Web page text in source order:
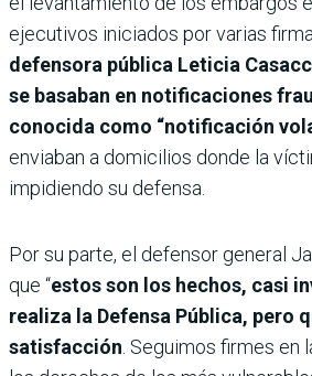
ejecutivos iniciados por varias
defensora pública Leticia
se basaban en notificaciones
conocida como “notificación
enviaban a domicilios donde la
impidiendo su defensa.
Por su parte, el defensor general
que “estos son los hechos, casi
realiza la Defensa Pública, pero
satisfacción . Seguimos firmes